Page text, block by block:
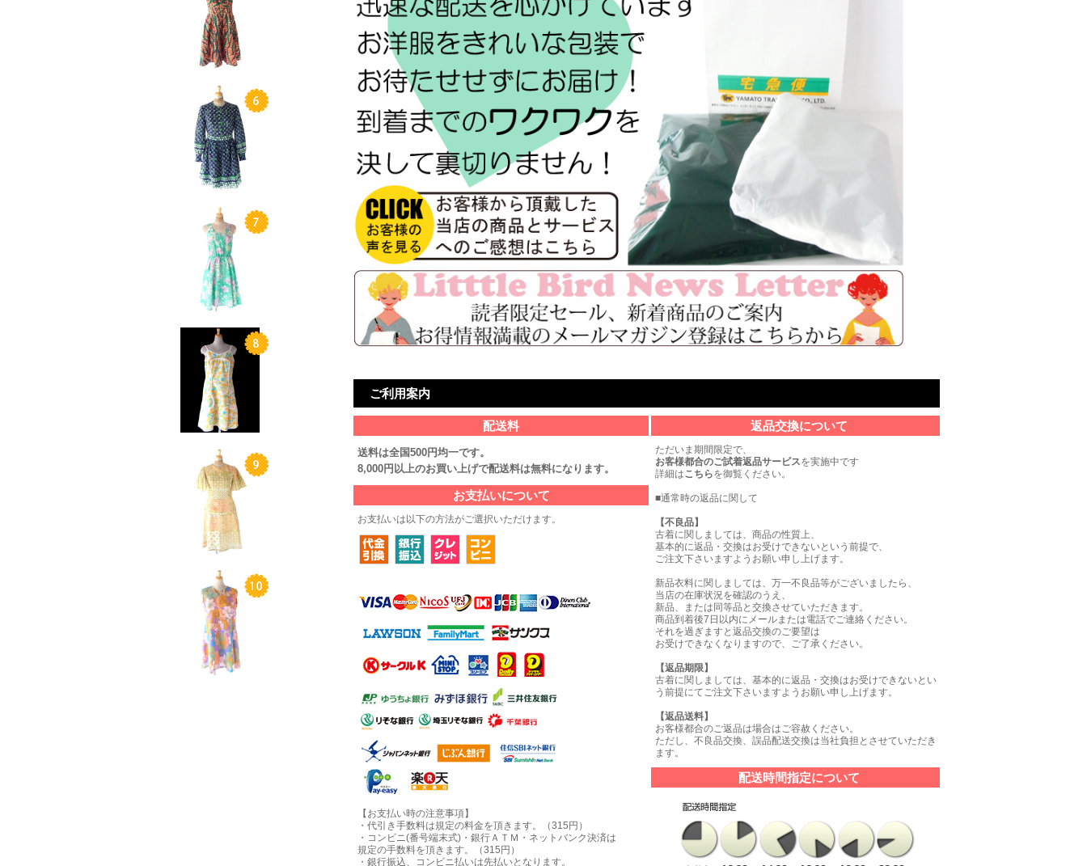
ご利用案内
配送料
送料は全国500円均一です。
8,000円以上のお買い上げで配送料は無料になります。
お支払いについて
お支払いは以下の方法がご選択いただけます。
【お支払い時の注意事項】
・代引き手数料は規定の料金を頂きます。（315円）
・コンビニ(番号端末式)・銀行ＡＴＭ・ネットバンク決済は
規定の手数料を頂きます。（315円）
・銀行振込、コンビニ払いは先払いとなります。
返品交換について
ただいま期間限定で、
お客様都合のご試着返品サービスを実施中です
詳細はこちらを御覧ください。
■通常時の返品に関して
【不良品】
古着に関しましては、商品の性質上、
基本的に返品・交換はお受けできないという前提で、
ご注文下さいますようお願い申し上げます。
新品衣料に関しましては、万一不良品等がございましたら、
当店の在庫状況を確認のうえ、
新品、または同等品と交換させていただきます。
商品到着後7日以内にメールまたは電話でご連絡ください。
それを過ぎますと返品交換のご要望は
お受けできなくなりますので、ご了承ください。
【返品期限】
古着に関しましては、基本的に返品・交換はお受けできないとい
う前提にてご注文下さいますようお願い申し上げます。
【返品送料】
お客様都合のご返品は場合はご容赦ください。
ただし、不良品交換、誤品配送交換は当社負担とさせていただき
ます。
配送時間指定について